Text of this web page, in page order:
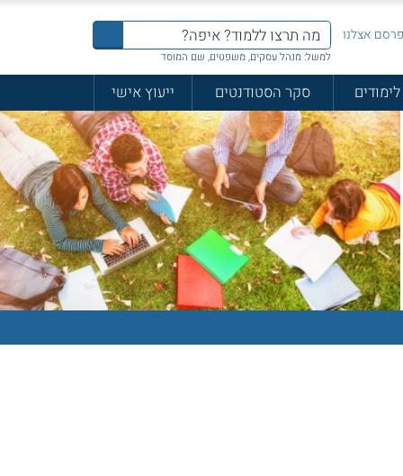
פרסם אצלנו
למשל: מנהל עסקים, משפטים, שם המוסד
סקר הסטודנטים
ייעוץ אישי